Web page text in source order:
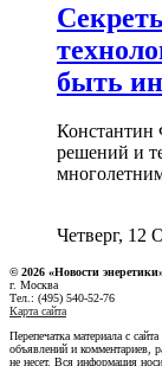
быть
Константин
решений и
Четверг, 12
© 2026 «Новости
г. Москва
Тел.: (495) 540-52-76
Карта сайта
Перепечатка материала с
объявлений и комментариев,
не несет. Вся информация